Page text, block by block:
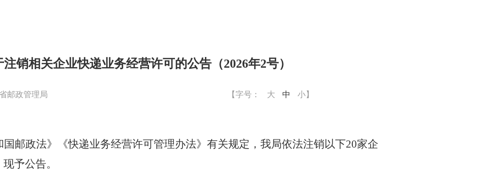
注销相关企业快递业务经营许可的公告（2026年2号）
邮政管理局 【字号： 大 中 小】
邮政法》《快递业务经营许可管理办法》有关规定， 我局依法注销以下20家企
予公告。